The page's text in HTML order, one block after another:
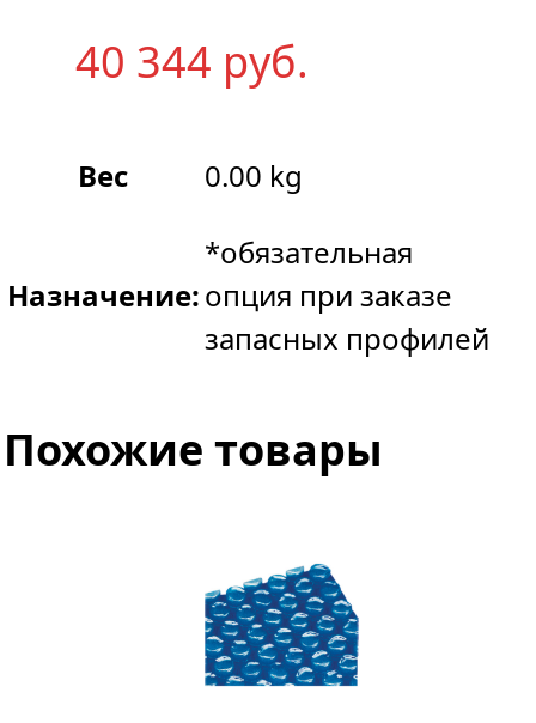
40 344 руб.
Вес 0.00 kg
Назначение:
*обязательная
опция при заказе
запасных профилей
Похожие товары